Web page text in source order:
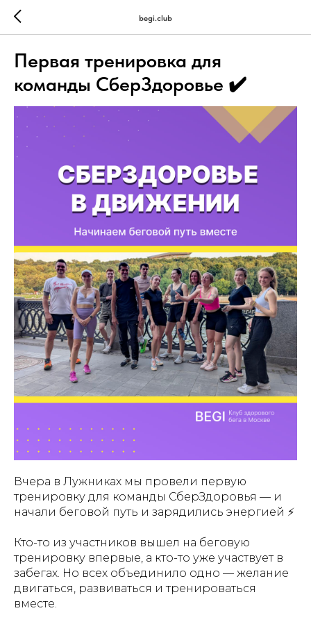
begi.club
Первая тренировка для
команды СберЗдоровье ✔️
Вчера в Лужниках мы провели первую
тренировку для команды СберЗдоровья — и
начали беговой путь и зарядились энергией ⚡️
Кто-то из участников вышел на беговую
тренировку впервые, а кто-то уже участвует в
забегах. Но всех объединило одно — желание
двигаться, развиваться и тренироваться
вместе.